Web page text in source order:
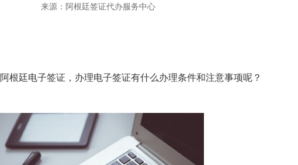
来源：阿根廷签证代办服务中心
阿根廷电子签证，办理电子签证有什么办理条件和注意事项呢？